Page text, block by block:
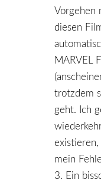
Vorgehen
diesen
MARVEL
trotzdem
geht. Ich
mein
3. Ein